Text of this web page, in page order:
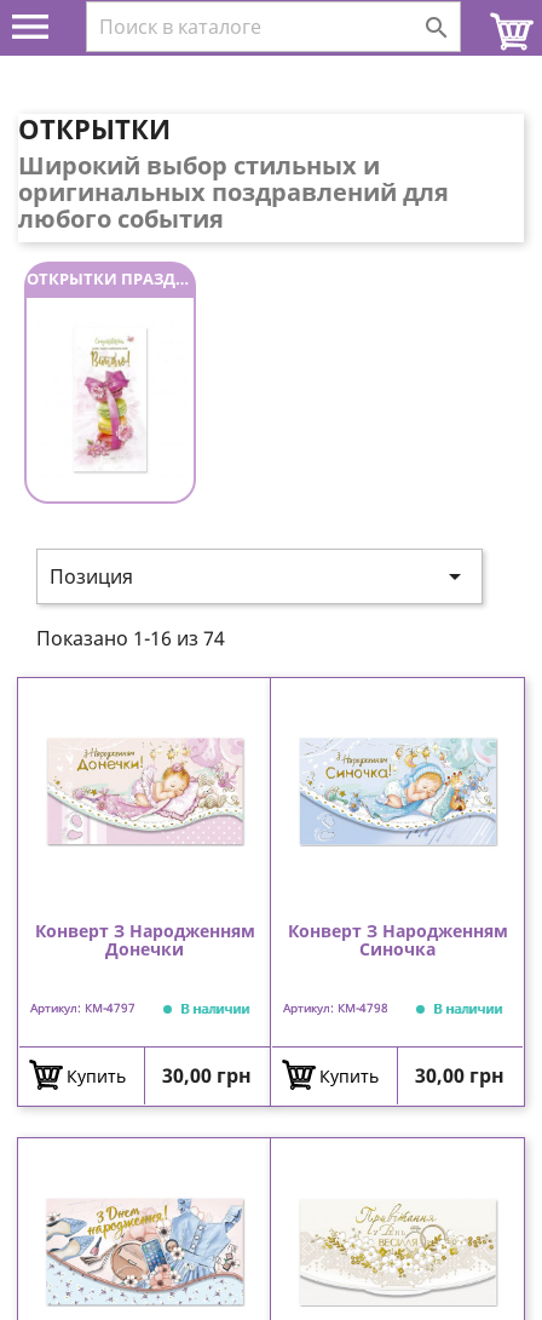
 
ОТКРЫТКИ
Широкий выбор стильных и
оригинальных поздравлений для
любого события
ОТКРЫТКИ ПРАЗДНИЧНЫЕ
Позиция 
Показано 1-16 из 74
Конверт З Народженням
Донечки
Артикул: КМ-4797 В наличии
Купить Цена
30,00 грн
Конверт З Народженням
Синочка
Артикул: КМ-4798 В наличии
Купить Цена
30,00 грн